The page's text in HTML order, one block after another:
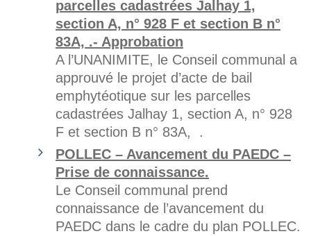
parcelles cadastrées Jalhay 1,
section A, n° 928 F et section B n°
83A, .- Approbation
A l’UNANIMITE, le Conseil communal a
approuvé le projet d’acte de bail
emphytéotique sur les parcelles
cadastrées Jalhay 1, section A, n° 928
F et section B n° 83A, .
POLLEC – Avancement du PAEDC –
Prise de connaissance.
Le Conseil communal prend
connaissance de l’avancement du
PAEDC dans le cadre du plan POLLEC.